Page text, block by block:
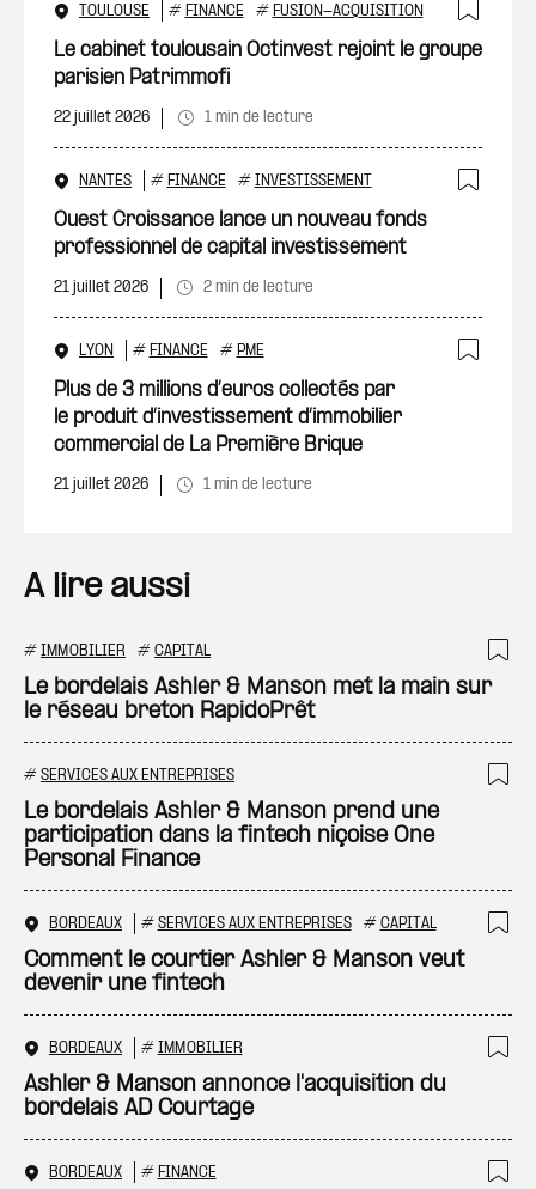
TOULOUSE # FINANCE # FUSION-ACQUISITION
Le cabinet toulousain Octinvest rejoint le groupe
parisien Patrimmofi
22 juillet 2026 1 min de lecture
NANTES # FINANCE # INVESTISSEMENT
Ouest Croissance lance un nouveau fonds
professionnel de capital investissement
21 juillet 2026 2 min de lecture
LYON # FINANCE # PME
Plus de 3 millions d’euros collectés par
le produit d’investissement d’immobilier
commercial de La Première Brique
21 juillet 2026 1 min de lecture
A lire aussi
# IMMOBILIER # CAPITAL
Le bordelais Ashler & Manson met la main sur
le réseau breton RapidoPrêt
# SERVICES AUX ENTREPRISES
Le bordelais Ashler & Manson prend une
participation dans la fintech niçoise One
Personal Finance
BORDEAUX # SERVICES AUX ENTREPRISES # CAPITAL
Comment le courtier Ashler & Manson veut
devenir une fintech
BORDEAUX # IMMOBILIER
Ashler & Manson annonce l'acquisition du
bordelais AD Courtage
BORDEAUX # FINANCE